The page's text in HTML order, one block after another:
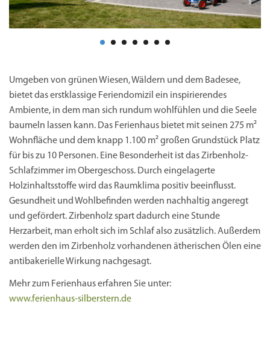
Umgeben von grünen Wiesen, Wäldern und dem Badesee,
bietet das erstklassige Feriendomizil ein inspirierendes
Ambiente, in dem man sich rundum wohlfühlen und die Seele
baumeln lassen kann. Das Ferienhaus bietet mit seinen 275 m²
Wohnfläche und dem knapp 1.100 m² großen Grundstück Platz
für bis zu 10 Personen. Eine Besonderheit ist das Zirbenholz-
Schlafzimmer im Obergeschoss. Durch eingelagerte
Holzinhaltsstoffe wird das Raumklima positiv beeinflusst.
Gesundheit und Wohlbefinden werden nachhaltig angeregt
und gefördert. Zirbenholz spart dadurch eine Stunde
Herzarbeit, man erholt sich im Schlaf also zusätzlich. Außerdem
werden den im Zirbenholz vorhandenen ätherischen Ölen eine
antibakerielle Wirkung nachgesagt.
Mehr zum Ferienhaus erfahren Sie unter:
www.ferienhaus-silberstern.de